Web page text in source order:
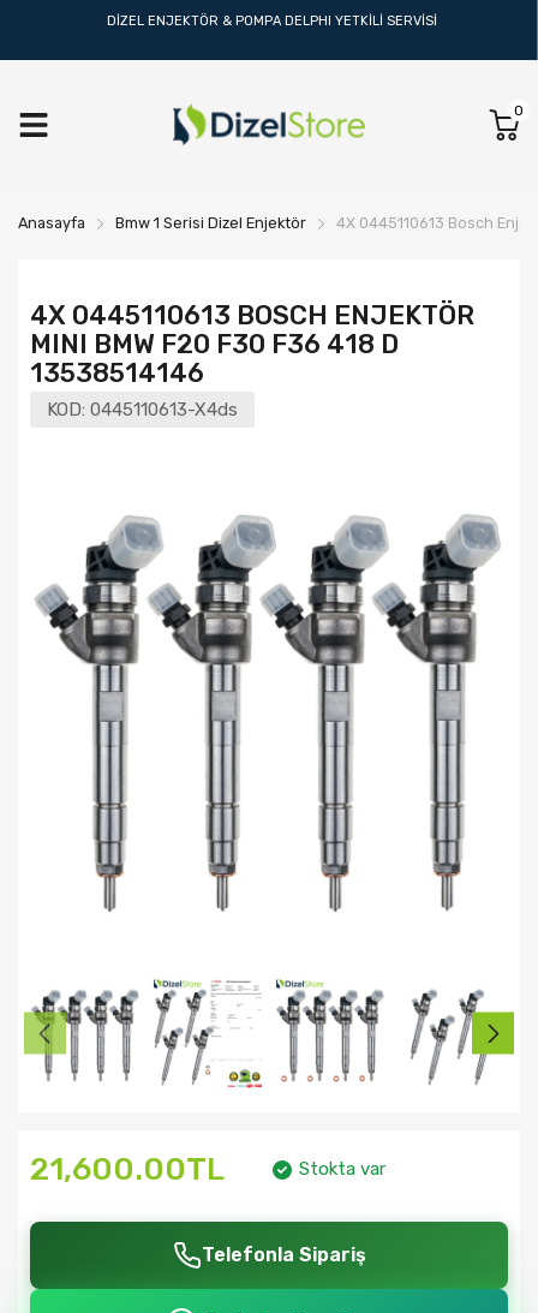
DİZEL ENJEKTÖR & POMPA DELPHI YETKİLİ SERVİSİ
0
Anasayfa Bmw 1 Serisi Dizel Enjektör 4X 0445110613 Bosch
4X 0445110613 BOSCH ENJEKTÖR
MINI BMW F20 F30 F36 418 D
13538514146
KOD: 0445110613-X4ds
21,600.00TL Stokta var
Telefonla Sipariş